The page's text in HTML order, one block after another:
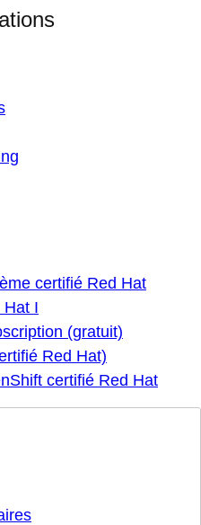
certifié Red Hat
Hat I
(gratuit)
Red Hat)
certifié Red Hat